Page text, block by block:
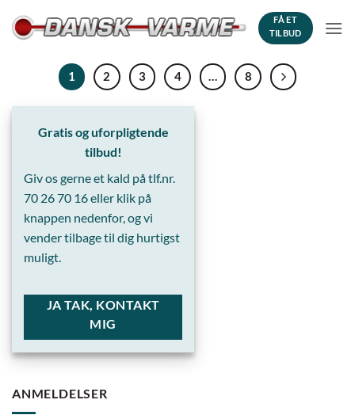
FÅ ET
TILBUD
1 2 3 4 … 8
Gratis og uforpligtende
tilbud!
Giv os gerne et kald på tlf.nr.
70 26 70 16eller klik på
knappen nedenfor, og vi
vender tilbage til dig hurtigst
muligt.
JA TAK, KONTAKT
MIG
ANMELDELSER